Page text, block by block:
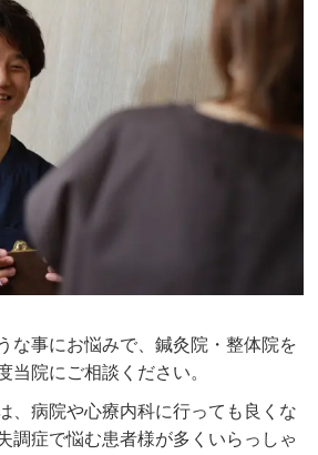
な事にお悩みで、鍼灸院・整体院を
当院にご相談ください。
、病院や心療内科に行っても良くな
調症で悩む患者様が多くいらっしゃ